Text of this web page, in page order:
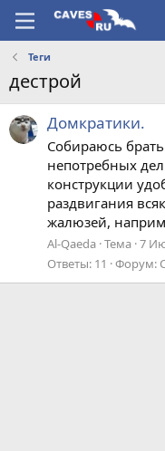
Теги
дестрой
Домкратики.
Собираюсь
непотребных
конструкции
раздвигания
жалюзей,
Al-Qaeda Тема 7
Ответы: 11 Форум: